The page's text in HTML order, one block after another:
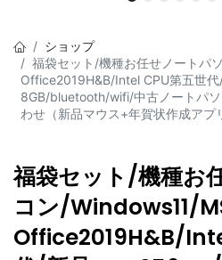
ショップ
福袋セット/機種お任せノートパ
Office2019H&B/Intel CPU第五世
8GB/bluetooth/wifi/中古ノートパ
わせ（新品マウス+年賀状作成アプ
福袋セット/機種お
コン/Windows11/
Office2019H&B/